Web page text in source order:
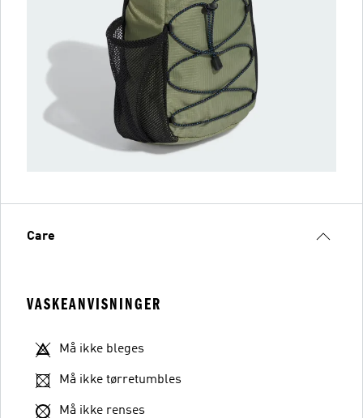
Care
VASKEANVISNINGER
Må ikke bleges
Må ikke tørretumbles
Må ikke renses